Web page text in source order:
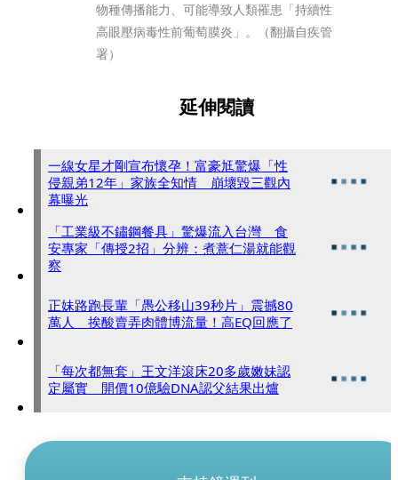
物種傳播能力、可能導致人類罹患「持續性
高眼壓病毒性前葡萄膜炎」。（翻攝自疾管
署）
延伸閱讀
一線女星才剛宣布懷孕！富豪尪驚爆「性
侵親弟12年」家族全知情 崩壞毀三觀內
幕曝光
「工業級不鏽鋼餐具」驚爆流入台灣 食
安專家「傳授2招」分辨：煮薏仁湯就能觀
察
正妹路跑長輩「愚公移山39秒片」震撼80
萬人 挨酸賣弄肉體博流量！高EQ回應了
「每次都無套」王文洋滾床20多歲嫩妹認
定屬實 開價10億驗DNA認父結果出爐